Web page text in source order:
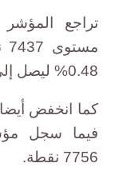
0.48% ليصل إلى مستوى 358 نقطة.
7756 نقطة.